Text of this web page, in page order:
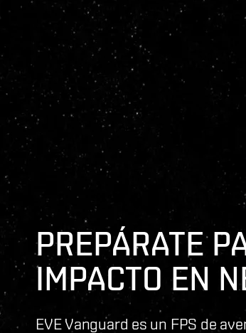
PREPÁRATE
IMPACTO EN
EVE Vanguard es un FPS de